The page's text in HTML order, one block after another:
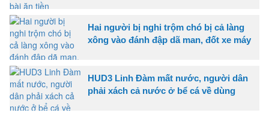
Hai người bị nghi trộm chó bị cả làng
xông vào đánh đập dã man, đốt xe máy
HUD3 Linh Đàm mất nước, người dân
phải xách cả nước ở bể cá về dùng